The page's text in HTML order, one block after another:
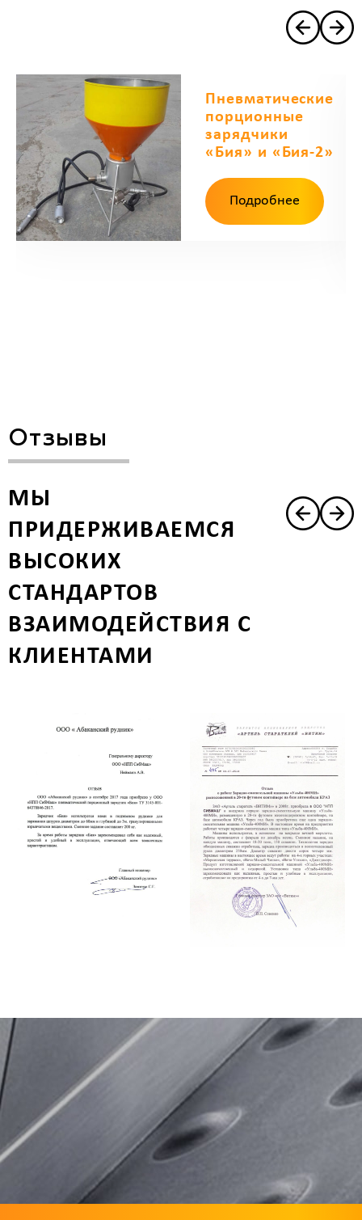
Пневматические
порционные
зарядчики
«Бия» и «Бия-2»
Подробнее
Отзывы
МЫ
ПРИДЕРЖИВАЕМСЯ
ВЫСОКИХ
СТАНДАРТОВ
ВЗАИМОДЕЙСТВИЯ С
КЛИЕНТАМИ